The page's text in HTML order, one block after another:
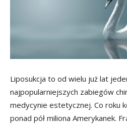
Liposukcja to od wielu już lat
najpopularniejszych zabiegów
medycynie estetycznej. Co roku
ponad pół miliona Amerykanek.